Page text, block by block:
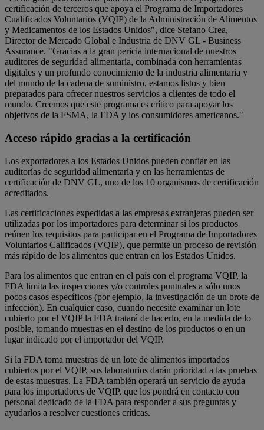
certificación de terceros que apoya el Programa de Importadores
Cualificados Voluntarios (VQIP) de la Administración de Alimentos
y Medicamentos de los Estados Unidos", dice Stefano Crea,
Director de Mercado Global e Industria de DNV GL - Business
Assurance. "Gracias a la gran pericia internacional de nuestros
auditores de seguridad alimentaria, combinada con herramientas
digitales y un profundo conocimiento de la industria alimentaria y
del mundo de la cadena de suministro, estamos listos y bien
preparados para ofrecer nuestros servicios a clientes de todo el
mundo. Creemos que este programa es crítico para apoyar los
objetivos de la FSMA, la FDA y los consumidores americanos."
Acceso rápido gracias a la certificación
Los exportadores a los Estados Unidos pueden confiar en las
auditorías de seguridad alimentaria y en las herramientas de
certificación de DNV GL, uno de los 10 organismos de certificación
acreditados.
Las certificaciones expedidas a las empresas extranjeras pueden ser
utilizadas por los importadores para determinar si los productos
reúnen los requisitos para participar en el Programa de Importadores
Voluntarios Calificados (VQIP), que permite un proceso de revisión
más rápido de los alimentos que entran en los Estados Unidos.
Para los alimentos que entran en el país con el programa VQIP, la
FDA limita las inspecciones y/o controles puntuales a sólo unos
pocos casos específicos (por ejemplo, la investigación de un brote de
infección). En cualquier caso, cuando necesite examinar un lote
cubierto por el VQIP la FDA tratará de hacerlo, en la medida de lo
posible, tomando muestras en el destino de los productos o en un
lugar indicado por el importador del VQIP.
Si la FDA toma muestras de un lote de alimentos importados
cubiertos por el VQIP, sus laboratorios darán prioridad a las pruebas
de estas muestras. La FDA también operará un servicio de ayuda
para los importadores de VQIP, que los pondrá en contacto con
personal dedicado de la FDA para responder a sus preguntas y
ayudarlos a resolver cuestiones críticas.